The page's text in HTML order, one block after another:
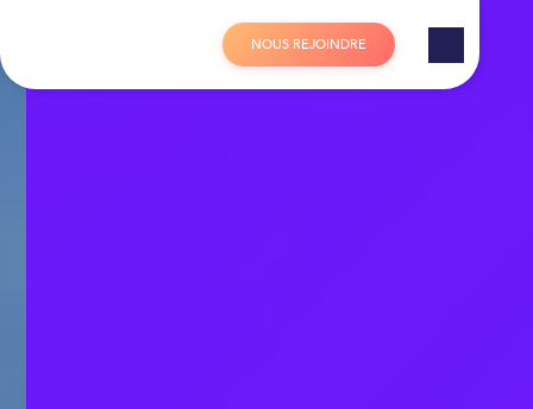
NOUS REJOINDRE